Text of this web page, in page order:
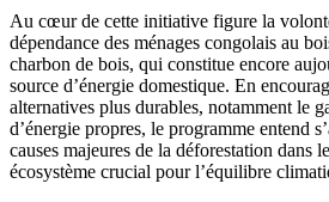
Au cœur de cette initiative figure la
dépendance des ménages congolais au
charbon de bois, qui constitue encore
source d’énergie domestique. En
alternatives plus durables, notamment le
d’énergie propres, le programme entend
causes majeures de la déforestation dans
écosystème crucial pour l’équilibre